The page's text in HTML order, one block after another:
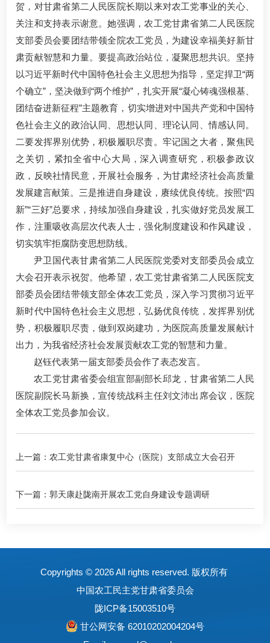
贺，对甘肃省第二人民医院长期以来对农工党事业的关心、
关注和支持表示谢意。她强调，农工党甘肃省第二人民医院
支部委员会要团结带领全院农工党员，为建设幸福美好新甘
肃贡献智慧和力量。要提高政治站位，凝聚思想共识。坚持
以习近平新时代中国特色社会主义思想为指导，坚定捍卫“两
个确立”，坚决做到“两个维护”，扎实开展“凝心铸魂强根基、
团结奋进新征程”主题教育，切实增进对中国共产党和中国特
色社会主义的政治认同、思想认同、理论认同、情感认同。
二要发挥界别优势，积极履职尽责。牢记国之大者，聚焦民
之关切，紧扣全省中心大局，深入调查研究，积极参政议
政，反映社情民意，开展社会服务，为甘肃经济社会高质量
发展建言献策。三是推进自身建设，赓续优良传统。按照“四
新”“三好”总要求，持续加强自身建设，扎实做好党员发展工
作，注重吸收高层次代表人士，强化制度建设和作风建设，
切实筑牢拒腐防变思想防线。
尹卫国代表甘肃省第二人民医院党委对支部委员会成立
大会召开表示祝贺。他希望，农工党甘肃省第二人民医院支
部委员会团结带领支部全体农工党员，深入学习贯彻习近平
新时代中国特色社会主义思想，弘扬优良传统，发挥界别优
势，积极履职尽责，做到双岗建功，为医院高质量发展献计
出力，为我省经济社会发展贡献农工党的智慧和力量。
赵钰代表第一届支部委员会作了表态发言。
农工党甘肃省委会组宣部副部长邱龙，甘肃省第二人民
医院副院长马新换，宣传统战科主任刘文沛出席会议，医院
全体农工党员参加会议。
上一篇：农工党甘肃省康复中心（医院）支部成立大会召开
下一篇：郭天康赴陇南开展农工党自身建设专题调研
Copyrights © 2026 All rights reserved. 版权所有
中国农工民主党甘肃省委员会
陇ICP备15003510号
甘公网安备 62010202004204号